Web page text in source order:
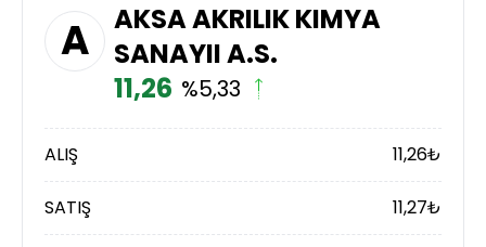
A
AKSA AKRILIK KIMYA
SANAYII A.S.
11,26 %5,33
ALIŞ 11,26₺
SATIŞ 11,27₺